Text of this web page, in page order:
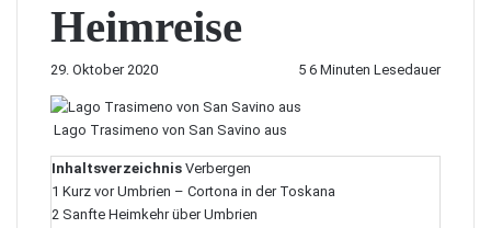
Heimreise
29. Oktober 2020 5 6 Minuten Lesedauer
Lago Trasimeno von San Savino aus
Inhaltsverzeichnis Verbergen
1 Kurz vor Umbrien – Cortona in der Toskana
2 Sanfte Heimkehr über Umbrien